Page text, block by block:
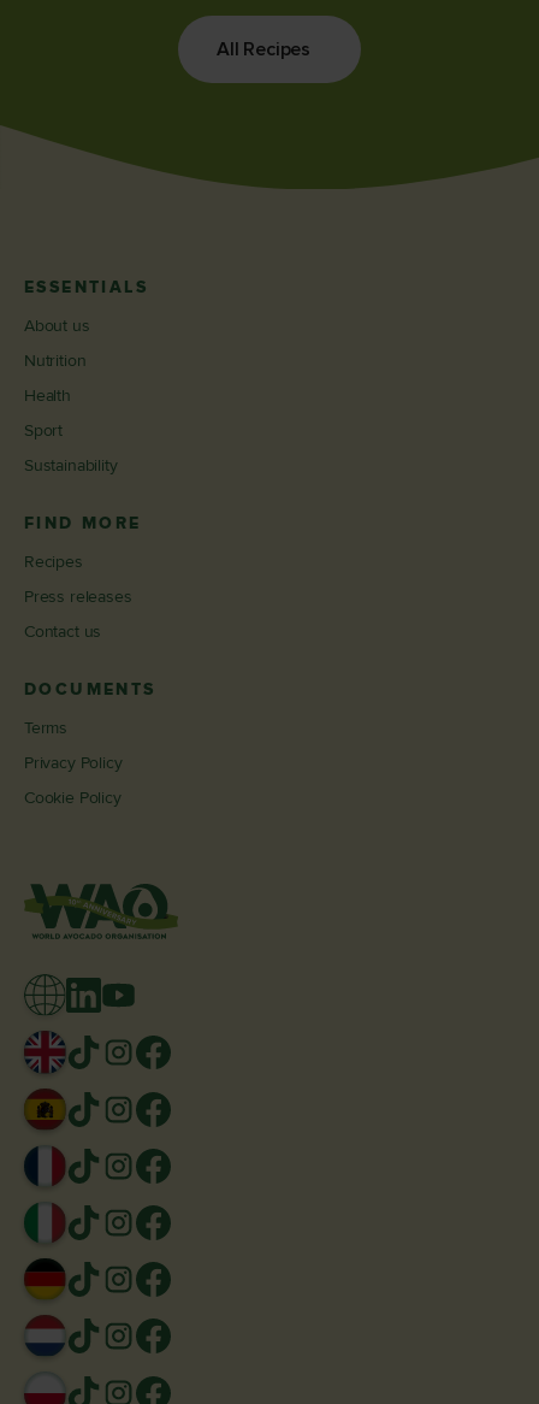
All Recipes
ESSENTIALS
About us
Nutrition
Health
Sport
Sustainability
FIND MORE
Recipes
Press releases
Contact us
DOCUMENTS
Terms
Privacy Policy
Cookie Policy